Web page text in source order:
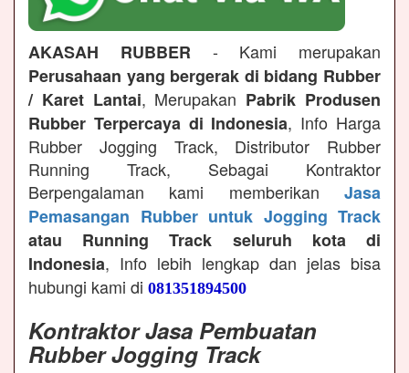
AKASAH RUBBER - Kami merupakan
Perusahaan yang bergerak di bidang Rubber
/ Karet Lantai, Merupakan Pabrik Produsen
Rubber Terpercaya di Indonesia, Info Harga
Rubber Jogging Track, Distributor Rubber
Running Track, Sebagai Kontraktor
Berpengalaman kami memberikan Jasa
Pemasangan Rubber untuk Jogging Track
atau Running Track seluruh kota di
Indonesia, Info lebih lengkap dan jelas bisa
hubungi kami di 081351894500
Kontraktor Jasa Pembuatan
Rubber Jogging Track